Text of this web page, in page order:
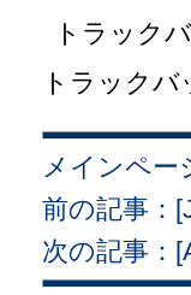
トラック
トラックバ
メインペー
前の記事：
次の記事：